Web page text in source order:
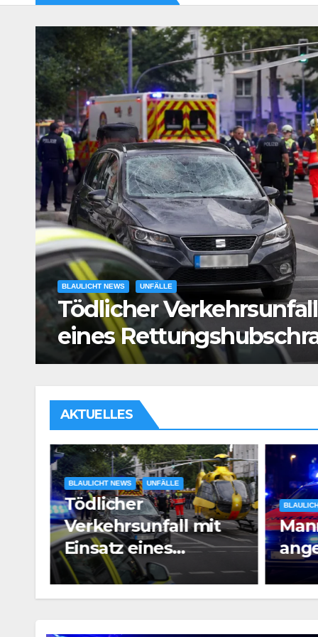
BLAULICHT NEWS
Mann vor Café
AKTUELLES
BLAULICHT NEWS
Mann vor Café
angeschossen
PM3